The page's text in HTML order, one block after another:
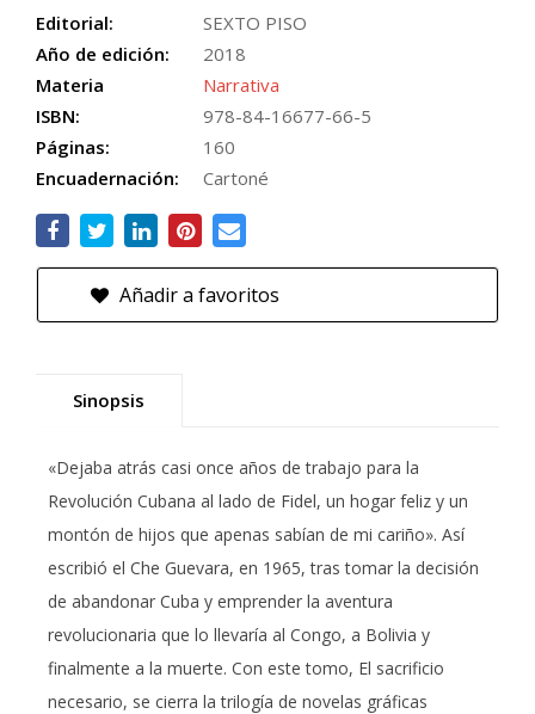
Editorial:
SEXTO PISO
Año de edición:
2018
Materia
Narrativa
ISBN:
978-84-16677-66-5
Páginas:
160
Encuadernación:
Cartoné
Añadir a favoritos
Sinopsis
«Dejaba atrás casi once años de trabajo para la
Revolución Cubana al lado de Fidel, un hogar feliz y un
montón de hijos que apenas sabían de mi cariño». Así
escribió el Che Guevara, en 1965, tras tomar la decisión
de abandonar Cuba y emprender la aventura
revolucionaria que lo llevaría al Congo, a Bolivia y
finalmente a la muerte. Con este tomo, El sacrificio
necesario, se cierra la trilogía de novelas gráficas